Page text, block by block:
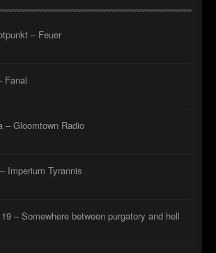
►
►
– Feuer
Fanal
– Gloomtown Radio
Imperium Tyrannis
– Somewhere between purgatory and hell